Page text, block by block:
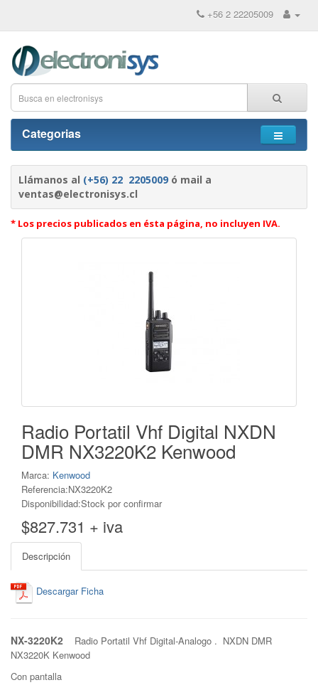
+56 2 22205009
Categorias
Llámanos al (+56) 22 2205009 ó mail a
ventas@electronisys.cl
* Los precios publicados en ésta página, no incluyen IVA.
Radio Portatil Vhf Digital NXDN
DMR NX3220K2 Kenwood
Marca: Kenwood
Referencia:NX3220K2
Disponibilidad:Stock por confirmar
$827.731 + iva
Descripción
Descargar Ficha
NX-3220K2
Radio Portatil Vhf Digital-Analogo . NXDN DMR
NX3220K Kenwood
Con pantalla